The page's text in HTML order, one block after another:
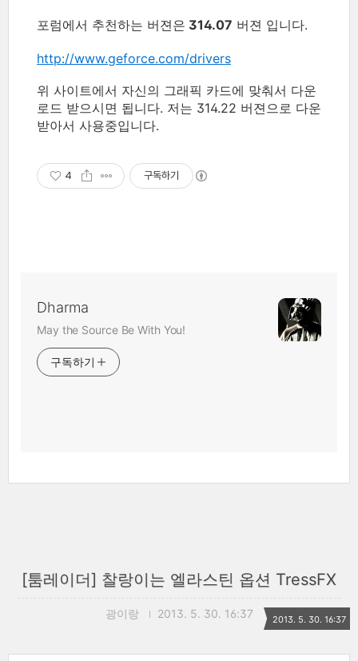
포럼에서 추천하는 버젼은 314.07 버젼 입니다.
http://www.geforce.com/drivers
위 사이트에서 자신의 그래픽 카드에 맞춰서 다운
로드 받으시면 됩니다. 저는 314.22 버젼으로 다운
받아서 사용중입니다.
4 구독하기
Dharma
May the Source Be With You!
구독하기
[툼레이더] 찰랑이는 엘라스틴 옵션 TressFX
광이랑 2013. 5. 30. 16:37 2013. 5. 30. 16:37